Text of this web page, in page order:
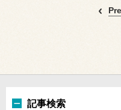
記事検索